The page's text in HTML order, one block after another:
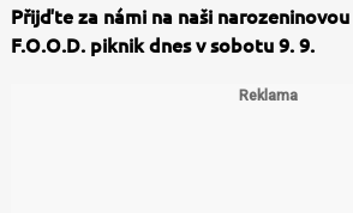
Přijďte za námi na naši
F.O.O.D. piknik dnes v sobotu 9. 9.